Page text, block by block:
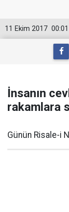
00:01
11 Ekim 2017
İnsanın
rakamlara
Günün Risale-i